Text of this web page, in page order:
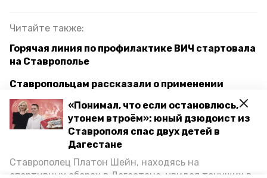
«Понимал, что если остановлюсь,
утонем втроём»: юный дзюдоист из
Ставрополя спас двух детей в
Дагестане
Ставрополец Платон Шейн, находясь на
спортивных сборах в Дегестане, увидел тонущих в
Читайте также:
Горячая линия по профилактике ВИЧ стартовала
на Ставрополье
Ставропольцам рассказали о применении
искусственного интеллекта в медицине
Более 200 пациентов получили паллиативную
помощь в Благодарненском округе
медицина демография